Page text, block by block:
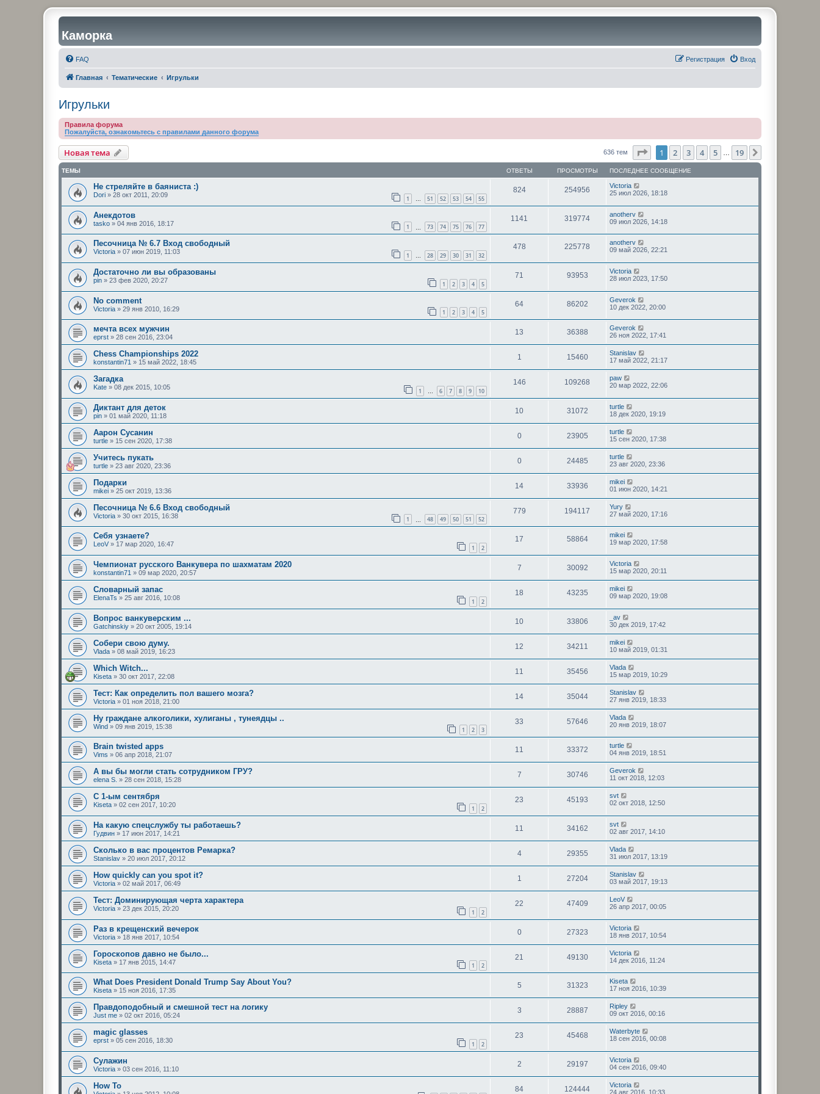
Каморка
FAQ Вход
Регистрация
Главная Тематические Игрульки
Игрульки
Правила форума
Пожалуйста, ознакомьтесь с правилами данного форума
Новая тема 636 тем Страница1 из 19
1 2 3 4 5 19
ТЕМЫ ОТВЕТЫ ПРОСМОТРЫ ПОСЛЕДНЕЕ СООБЩЕНИЕ
Не стреляйте в баяниста :)
Dori » 28 окт 2011, 20:09 1 … 51 52 53 54 55
824 254956
Victoria
25 июл 2026, 18:18
Анекдотов
tasko » 04 янв 2016, 18:17 1 73 74 75 76 77
1141 319774
anotherv
09 июл 2026, 14:18
Песочница № 6.7 Вход свободный
Victoria » 07 июн 2019, 11:03 1 … 28 29 30 31 32
478 225778
anotherv
09 май 2026, 22:21
Достаточно ли вы образованы
pin » 23 фев 2020, 20:27 1 2 3 4 5
71 93953
Victoria
28 июл 2023, 17:50
No comment
Victoria » 29 янв 2010, 16:29 1 2 3 4 5
64 86202
Geverok
10 дек 2022, 20:00
мечта всех мужчин
eprst » 28 сен 2016, 23:04
13 36388
Geverok
26 ноя 2022, 17:41
Chess Championships 2022
konstantin71 » 15 май 2022, 18:45
1 15460
Stanislav
17 май 2022, 21:17
Загадка
Kate » 08 дек 2015, 10:05 1 … 6 7 8 9 10
146 109268
paw
20 мар 2022, 22:06
Диктант для деток
pin » 01 май 2020, 11:18
10 31072
turtle
18 дек 2020, 19:19
Аарон Сусанин
turtle » 15 сен 2020, 17:38
0 23905
turtle
15 сен 2020, 17:38
Учитесь пукать
turtle » 23 авг 2020, 23:36
0 24485
turtle
23 авг 2020, 23:36
Подарки
mikei » 25 окт 2019, 13:36
14 33936
mikei
01 июн 2020, 14:21
Песочница № 6.6 Вход свободный
Victoria » 30 окт 2015, 16:38 1 48 49 50 51 52
779 194117
Yury
27 май 2020, 17:16
Себя узнаете?
LeoV » 17 мар 2020, 16:47 1 2
17 58864
mikei
19 мар 2020, 17:58
Чемпионат русского Ванкувера по шахматам 2020
konstantin71 » 09 мар 2020, 20:57
7 30092
Victoria
15 мар 2020, 20:11
Словарный запас
ElenaTs » 25 авг 2016, 10:08 1 2
18 43235
mikei
09 мар 2020, 19:08
Вопрос ванкуверским ...
Gatchinskiy » 20 окт 2005, 19:14
10 33806
_av
30 дек 2019, 17:42
Собери свою думу.
Vlada » 08 май 2019, 16:23
12 34211
mikei
10 май 2019, 01:31
Which Witch...
Kiseta » 30 окт 2017, 22:08
11 35456
Vlada
15 мар 2019, 10:29
Тест: Как определить пол вашего мозга?
Victoria » 01 ноя 2018, 21:00
14 35044
Stanislav
27 янв 2019, 18:33
Ну граждане алкоголики, хулиганы , тунеядцы ..
Wind » 09 янв 2019, 15:38 1 2 3
33 57646
Vlada
20 янв 2019, 18:07
Brain twisted apps
Vims » 06 апр 2018, 21:07
11 33372
turtle
04 янв 2019, 18:51
А вы бы могли стать сотрудником ГРУ?
elena S. » 28 сен 2018, 15:28
7 30746
Geverok
11 окт 2018, 12:03
С 1-ым сентября
Kiseta » 02 сен 2017, 10:20 1 2
23 45193
svt
02 окт 2018, 12:50
На какую спецслужбу ты работаешь?
Гудвин » 17 июн 2017, 14:21
11 34162
svt
02 авг 2017, 14:10
Сколько в вас процентов Ремарка?
Stanislav » 20 июл 2017, 20:12
4 29355
Vlada
31 июл 2017, 13:19
How quickly can you spot it?
Victoria » 02 май 2017, 06:49
1 27204
Stanislav
03 май 2017, 19:13
Тест: Доминирующая черта характера
Victoria » 23 дек 2015, 20:20 1 2
22 47409
LeoV
26 апр 2017, 00:05
Раз в крещенский вечерок
Victoria » 18 янв 2017, 10:54
0 27323
Victoria
18 янв 2017, 10:54
Гороскопов давно не было...
Kiseta » 17 янв 2015, 14:47 1 2
21 49130
Victoria
14 дек 2016, 11:24
What Does President Donald Trump Say About You?
Kiseta » 15 ноя 2016, 17:35
5 31323
Kiseta
17 ноя 2016, 10:39
Правдоподобный и смешной тест на логику
Just me » 02 окт 2016, 05:24
3 28887
Ripley
09 окт 2016, 00:16
magic glasses
eprst » 05 сен 2016, 18:30 1 2
23 45468
Waterbyte
18 сен 2016, 00:08
Сулажин
Victoria » 03 сен 2016, 11:10
2 29197
Victoria
04 сен 2016, 09:40
How To 84 124444
Victoria
24 авг 2016, 10:33